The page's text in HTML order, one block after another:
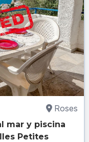
Roses
mar y piscina
Petites